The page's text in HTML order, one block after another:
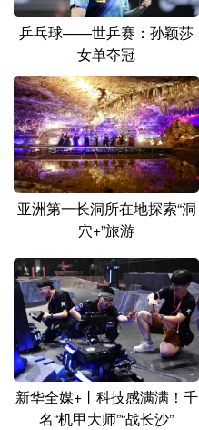
多语种频道
English Español
Русский язык
Deutsch Português
乒乓球——世乒赛：孙颖莎
女单夺冠
亚洲第一长洞所在地探索“洞
穴+”旅游
新华全媒+丨科技感满满！千
名“机甲大师”“战长沙”